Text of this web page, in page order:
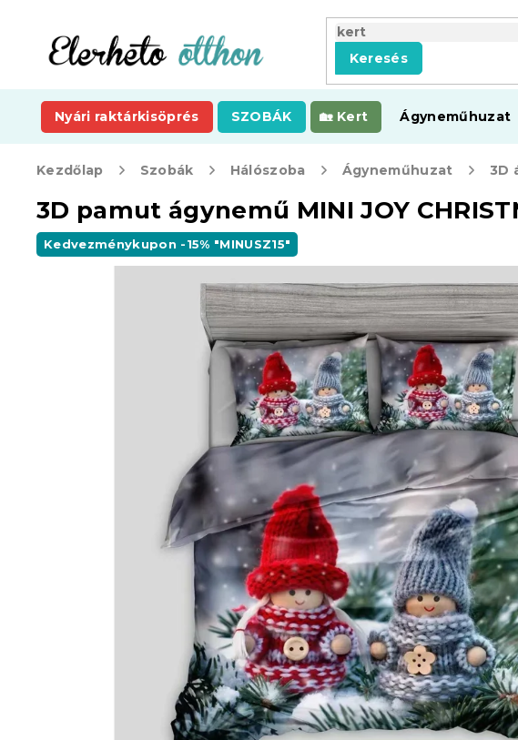
tartalomhoz
Keresés
Nyári raktárkisöprés SZOBÁK Kert Ágyneműhuzat
Kezdőlap Szobák Hálószoba Ágyneműhuzat 3D
3D pamut ágynemű MINI JOY
Kedvezménykupon -15% "MINUSZ15"